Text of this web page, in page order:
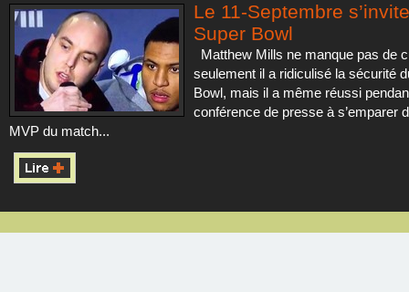
Le 11-Septembre
Super Bowl
Matthew Mills ne manque pas de
seulement il a ridiculisé la sécurité
Bowl, mais il a même réussi
conférence de presse à s’emparer
MVP du match...